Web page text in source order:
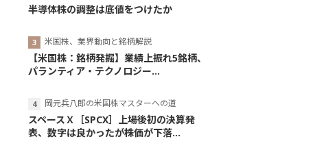
半導体株の調整は底値をつけたか
米国株、業界動向と銘柄解説
【米国株：銘柄発掘】業績上振れ5銘柄、
パランティア・テクノロジー...
岡元兵八郎の米国株マスターへの道
スペースＸ［SPCX］上場後初の決算発
表、数字は良かったが株価が下落...